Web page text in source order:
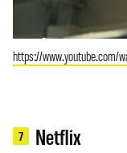
https://www.youtube.com/
7 Netflix